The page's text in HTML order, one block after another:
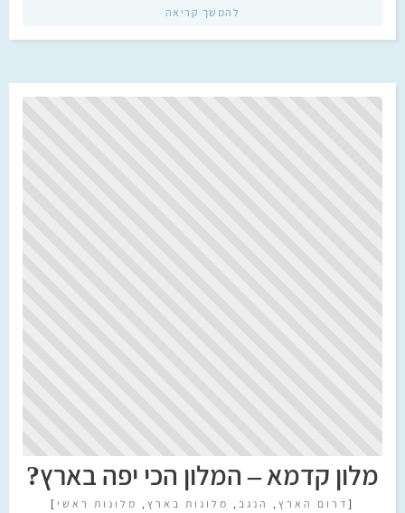
להמשך קריאה
מלון קדמא – המלון הכי יפה בארץ?
[ דרום הארץ , הנגב , מלונות בארץ , מלונות ראשי ]